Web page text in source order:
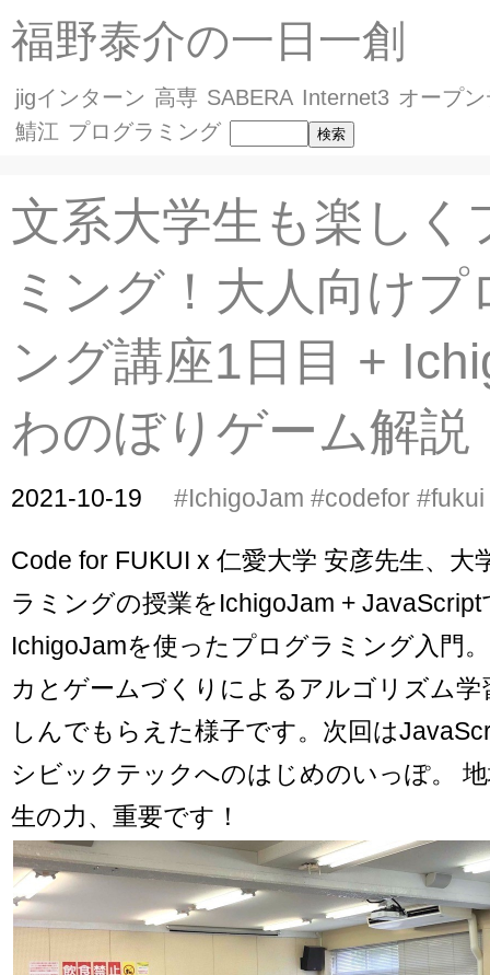
福野泰介の一日一創
jigインターン 高専 SABERA Internet3 オープ
鯖江 プログラミング
文系大学生も楽しく
ミング！大人向けプ
ング講座1日目 +
わのぼりゲーム解説
2021-10-19 #IchigoJam #codefor #fukui
Code for FUKUI x 仁愛大学 安彦先生、大
ラミングの授業をIchigoJam +
IchigoJamを使ったプログラミング入門
カとゲームづくりによるアルゴリズム学
しんでもらえた様子です。次回は
シビックテックへのはじめのいっぽ。
生の力、重要です！